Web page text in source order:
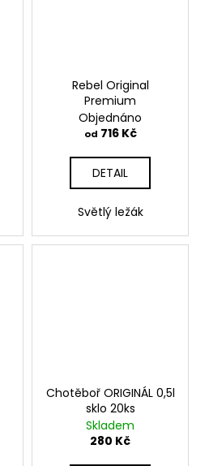
Rebel Original
Premium
Objednáno
od 716 Kč
DETAIL
Světlý ležák
Chotěboř ORIGINÁL 0,5l
sklo 20ks
Skladem
280 Kč